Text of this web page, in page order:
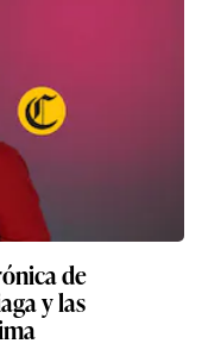
de
y las